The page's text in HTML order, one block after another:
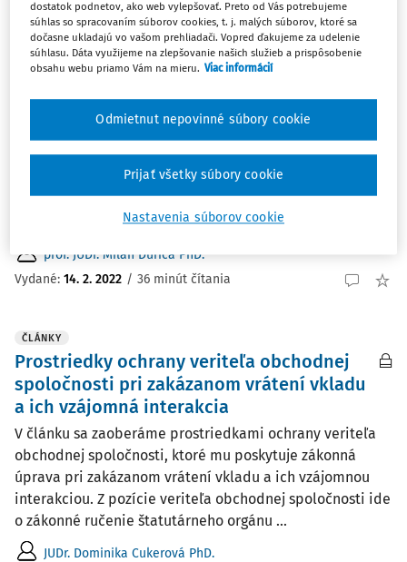
ČLÁNKY
Vyvažovanie záujmov veriteľov a dlžníkov
podnikateľských subjektov, ktorý zaviedol „zákon č.
62/2020 Z. z.“ počas pandémie, v komparácii so
„zákonom č. 421/2020 Z. z.“, ktorý prináša tento inštitút
už ako univerzálny nástroj na prekonanie dočasných ...
prof. JUDr. Milan Ďurica PhD.
Vydané: 14. 2. 2022 / 36 minút čítania
ČLÁNKY
Prostriedky ochrany veriteľa obchodnej
spoločnosti pri zakázanom vrátení vkladu
a ich vzájomná interakcia
V článku sa zaoberáme prostriedkami ochrany veriteľa
obchodnej spoločnosti, ktoré mu poskytuje zákonná
úprava pri zakázanom vrátení vkladu a ich vzájomnou
interakciou. Z pozície veriteľa obchodnej spoločnosti ide
o zákonné ručenie štatutárneho orgánu ...
JUDr. Dominika Cukerová PhD.
dostatok podnetov, ako web vylepšovať. Preto od Vás potrebujeme
súhlas so spracovaním súborov cookies, t. j. malých súborov, ktoré sa
dočasne ukladajú vo vašom prehliadači. Vopred ďakujeme za udelenie
súhlasu. Dáta využijeme na zlepšovanie našich služieb a prispôsobenie
obsahu webu priamo Vám na mieru. Viac informácií
Nastavenia súborov cookie
Odmietnut nepovinné súbory cookie
Prijať všetky súbory cookie